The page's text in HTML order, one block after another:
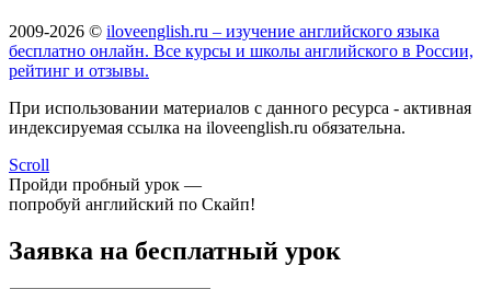
2009-2026 © iloveenglish.ru – изучение английского языка
бесплатно онлайн. Все курсы и школы английского в России,
рейтинг и отзывы.
При использовании материалов с данного ресурса - активная
индексируемая ссылка на iloveenglish.ru обязательна.
Scroll
Пройди пробный урок —
попробуй английский по Скайп!
Заявка на бесплатный урок